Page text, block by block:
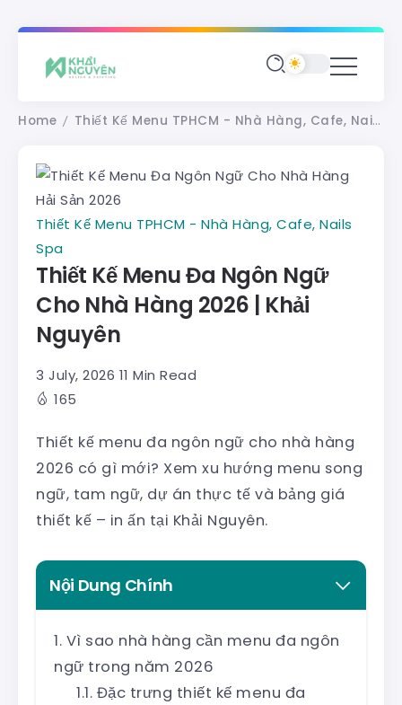
Home / Thiết Kế Menu TPHCM - Nhà Hàng, Cafe, Nails Spa
Thiết Kế Menu TPHCM - Nhà Hàng, Cafe, Nails
Spa
Thiết Kế Menu Đa Ngôn Ngữ
Cho Nhà Hàng 2026 | Khải
Nguyên
3 July, 2026 11 Min Read
165
Thiết kế menu đa ngôn ngữ cho nhà hàng
2026 có gì mới? Xem xu hướng menu song
ngữ, tam ngữ, dự án thực tế và bảng giá
thiết kế – in ấn tại Khải Nguyên.
Nội Dung Chính
Vì sao nhà hàng cần menu đa ngôn
ngữ trong năm 2026
Đặc trưng thiết kế menu đa